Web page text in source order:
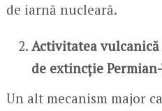
de iarnă nucleară.
Activitatea
de extincție
Un alt mecanism major